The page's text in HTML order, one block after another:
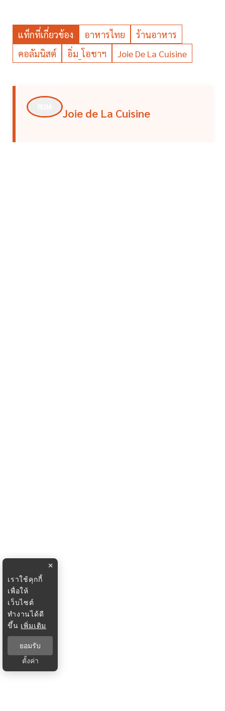
แท็กที่เกี่ยวข้อง อาหารไทย
ร้านอาหาร
คอลัมนิสต์
อิ่ม_โอชาฯ Joie De La Cuisine
Joie de La Cuisine
×
เราใช้คุกกี้
เพื่อให้
เว็บไซต์
ทำงานได้ดี
ขึ้น เพิ่มเติม
ยอมรับ
ตั้งค่า